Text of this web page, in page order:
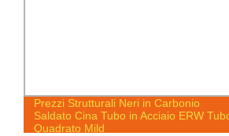
Sezione cava in acciaio ERW in
carbonio, tubo rotondo saldato zincato,
tubo in acciaio inossidabile senza